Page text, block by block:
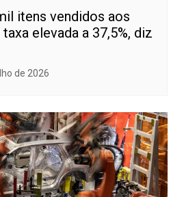
itens vendidos aos
elevada a 37,5%, diz
de 2026